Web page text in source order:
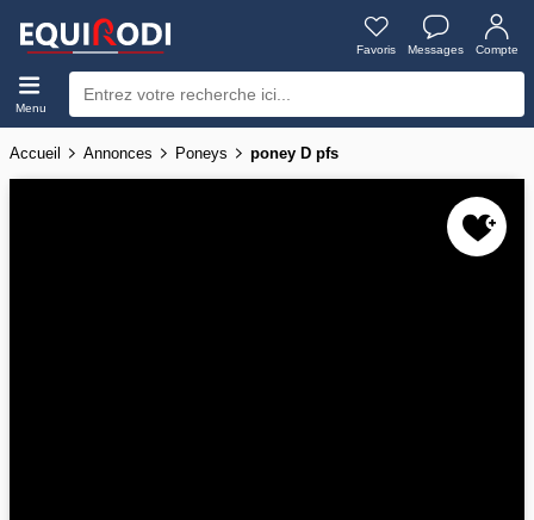
Favoris Messages Compte
Menu
Accueil Annonces Poneys poney D pfs